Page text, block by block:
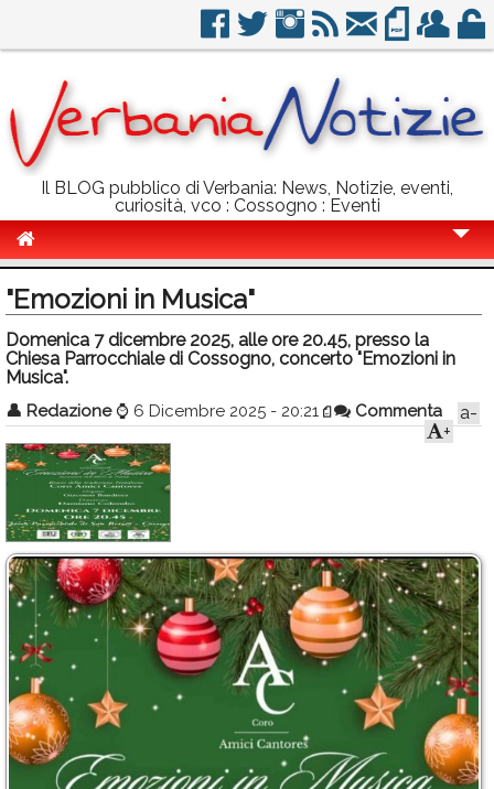
Il BLOG pubblico di Verbania: News, Notizie, eventi,
curiosità, vco : Cossogno : Eventi
Politica
Sport
Eventi
Info Utili
Rubriche
Calendario
Annunci
"Emozioni in Musica"
Domenica 7 dicembre 2025, alle ore 20.45, presso la
Chiesa Parrocchiale di Cossogno, concerto "Emozioni in
Musica".
👤 Redazione ⌚ 6 Dicembre 2025 - 20:21 Commenta
a-
+